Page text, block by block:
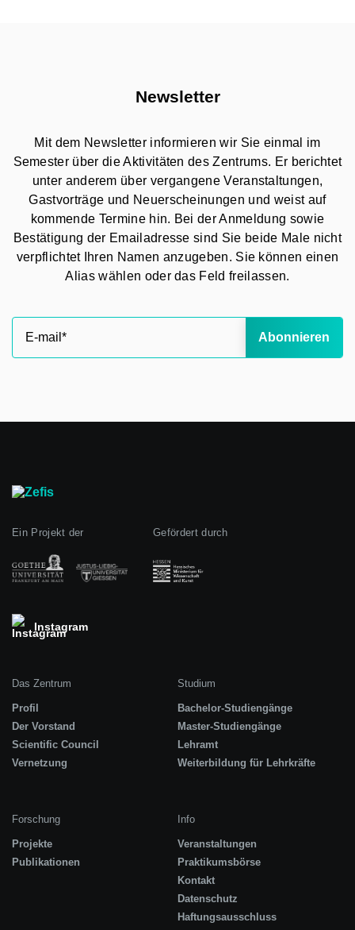
Newsletter
Mit dem Newsletter informieren wir Sie einmal im
Semester über die Aktivitäten des Zentrums. Er berichtet
unter anderem über vergangene Veranstaltungen,
Gastvorträge und Neuerscheinungen und weist auf
kommende Termine hin. Bei der Anmeldung sowie
Bestätigung der Emailadresse sind Sie beide Male nicht
verpflichtet Ihren Namen anzugeben. Sie können einen
Alias wählen oder das Feld freilassen.
Abonnieren
Ein Projekt der Gefördert durch
Instagram
Das Zentrum
Profil
Der Vorstand
Scientific Council
Vernetzung
Studium
Bachelor-Studiengänge
Master-Studiengänge
Lehramt
Weiterbildung für Lehrkräfte
Forschung
Projekte
Publikationen
Info
Veranstaltungen
Praktikumsbörse
Kontakt
Datenschutz
Haftungsausschluss